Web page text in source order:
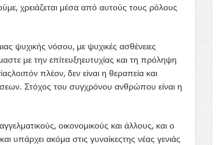
, χρειάζεται μέσααπό αυτούς τους ρόλους
ψυχικής νόσου, με ψυχικές ασθένειες
με την επίτευξηευτυχίας και τη πρόληψη
λοιπόνπλέον, δεν είναι η θεραπεία και
ων. Στόχος του συγχρόνου ανθρώπου είναι η
, οικονομικούς και άλλους, καιο
υπάρχει ακόμαστις γυναίκεςτης νέας γενιάς